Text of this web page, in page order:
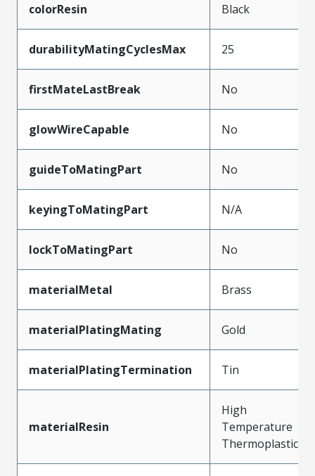
colorResin Black
durabilityMatingCyclesMax 25
firstMateLastBreak No
glowWireCapable No
guideToMatingPart No
keyingToMatingPart N/A
lockToMatingPart No
materialMetal Brass
materialPlatingMating Gold
materialPlatingTermination Tin
materialResin
High
Temperature
Thermoplastic